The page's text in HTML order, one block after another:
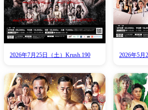
2026年7月25日（土）Krush.190 2026年5月